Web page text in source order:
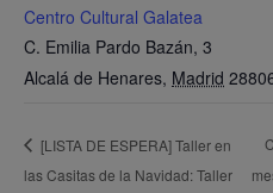
Centro Cultural Galatea
C. Emilia Pardo Bazán, 3
Alcalá de Henares, Madrid
[LISTA DE ESPERA] Taller en
las Casitas de la Navidad: Taller